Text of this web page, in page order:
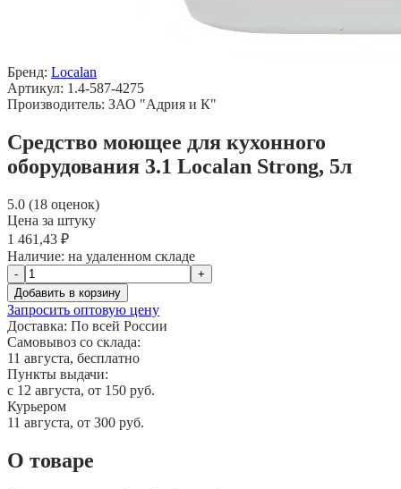
Бренд: Localan
Артикул: 1.4-587-4275
Производитель: ЗАО "Адрия и К"
Средство моющее для кухонного
оборудования 3.1 Localan Strong, 5л
5.0 (18 оценок)
Цена за штуку
1 461,43 ₽
Наличие: на удаленном складе
-
+
Добавить в корзину
Запросить оптовую цену
Доставка: По всей России
Самовывоз со склада:
11 августа, бесплатно
Пункты выдачи:
c 12 августа, от 150 руб.
Курьером
11 августа, от 300 руб.
О товаре